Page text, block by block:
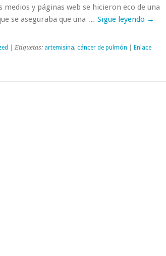
medios y páginas web se hicieron eco de una
se aseguraba que una … Sigue leyendo →
| Etiquetas: artemisina, cáncer de pulmón
Enlace